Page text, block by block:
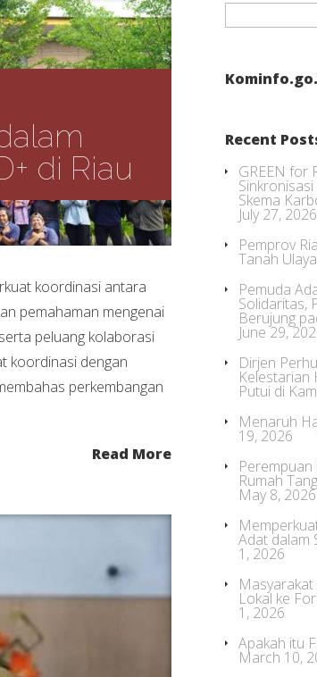
di Riau
koordinasi antara
pemahaman mengenai
peluang kolaborasi
koordinasi dengan
perkembangan
Read More
Recent
GREEN for
Skema
July 27, 2026
Pemprov
Tanah
Pemuda
Solidaritas,
Berujung
June 29,
Dirjen
Kelestarian
Putui di
Menaruh
19, 2026
Perempuan
Rumah
May 8, 2026
Adat dalam
1, 2026
Lokal ke
1, 2026
Apakah itu
March 10,